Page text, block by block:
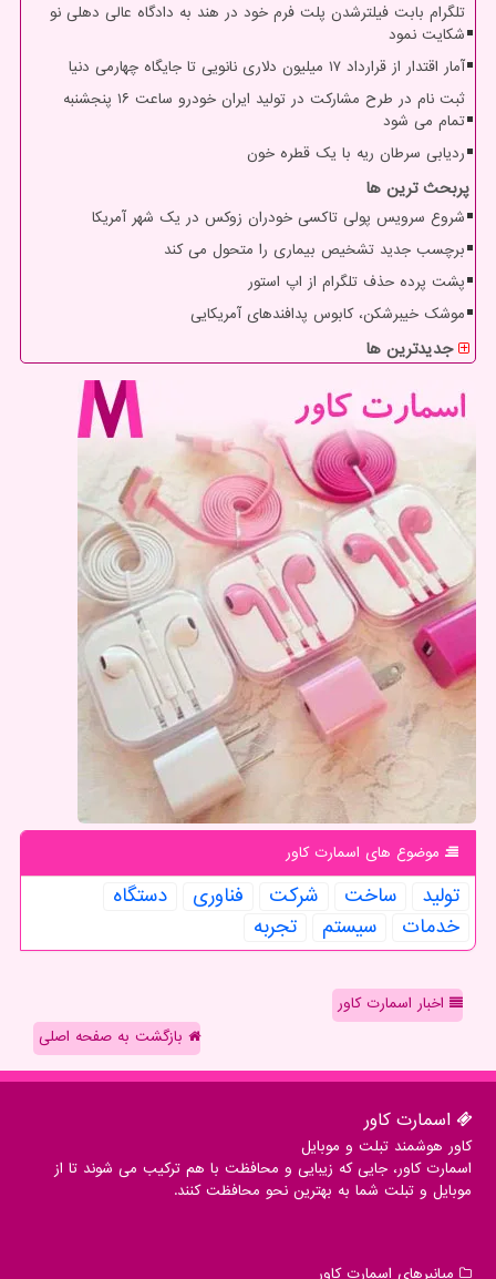
تلگرام بابت فیلترشدن پلت فرم خود در هند به دادگاه عالی دهلی نو
شکایت نمود
آمار اقتدار از قرارداد ۱۷ میلیون دلاری نانویی تا جایگاه چهارمی دنیا
ثبت نام در طرح مشارکت در تولید ایران خودرو ساعت ۱۶ پنجشنبه
تمام می شود
ردیابی سرطان ریه با یک قطره خون
پربحث ترین ها
شروع سرویس پولی تاکسی خودران زوکس در یک شهر آمریکا
برچسب جدید تشخیص بیماری را متحول می کند
پشت پرده حذف تلگرام از اپ استور
موشک خیبرشکن، کابوس پدافندهای آمریکایی
جدیدترین ها
موضوع های اسمارت كاور
تولید ساخت شركت فناوری
دستگاه
خدمات
سیستم تجربه
اخبار اسمارت کاور
بازگشت به صفحه اصلی
اسمارت كاور
کاور هوشمند تبلت و موبایل
اسمارت کاور، جایی که زیبایی و محافظت با هم ترکیب می شوند تا از
موبایل و تبلت شما به بهترین نحو محافظت کنند.
میانبرهای اسمارت كاور